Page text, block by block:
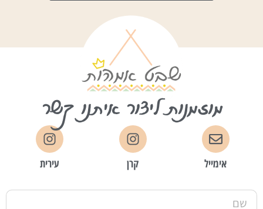
מוזמנות ליצור איתנו קשר
אימייל קרן עירית